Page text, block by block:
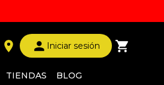
Iniciar sesión
TIENDAS BLOG